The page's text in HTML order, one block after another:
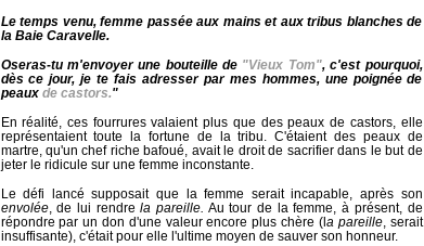
Le temps venu, femme passée aux mains et aux tribus blanches de
la Baie Caravelle.
Oseras-tu m'envoyer une bouteille de "Vieux Tom", c'est pourquoi,
dès ce jour, je te fais adresser par mes hommes, une poignée de
peaux de castors. "
En réalité, ces fourrures valaient plus que des peaux de castors, elle
représentaient toute la fortune de la tribu. C'étaient des peaux de
martre, qu'un chef riche bafoué, avait le droit de sacrifier dans le but de
jeter le ridicule sur une femme inconstante.
Le défi lancé supposait que la femme serait incapable, après son
envolée, de lui rendrela pareille.
Au tour de la femme, à présent, de
répondre par un don d'une valeur encore plus chère (la pareille, serait
insuffisante), c'était pour elle l'ultime moyen de sauver son honneur.